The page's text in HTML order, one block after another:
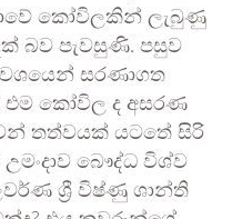
කෝවිලකින් ලැබුණු
බව පැවසුණි. පසුව
සරණාගත
එම කෝවිල ද අසරණ
තත්වයක් යටතේ සිරි
බෞද්ධ විශ්ව
ශ්‍රී විෂ්ණු ශාන්ති